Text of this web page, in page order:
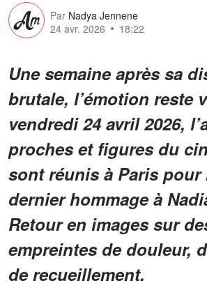
Par Nadya Jennene
24 avr. 2026
18:22
Une semaine après sa
brutale, l’émotion reste
vendredi 24 avril 2026,
proches et figures du
sont réunis à Paris pour
dernier hommage à
Retour en images sur
empreintes de douleur,
de recueillement.